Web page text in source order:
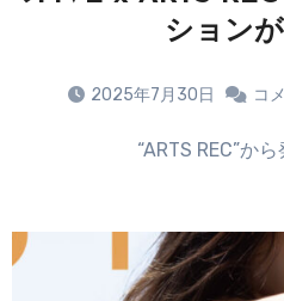
ションが
2025年7月30日 コ
“ARTS REC”か